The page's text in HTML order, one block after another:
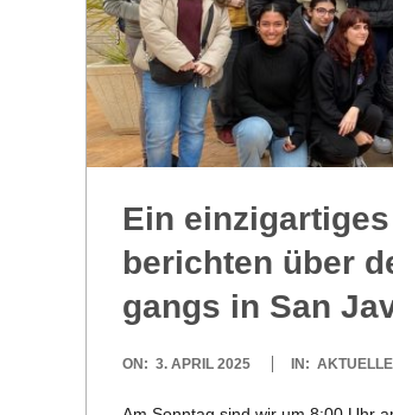
G
O
L
D
S
C
Ein
berich­ten über
gangs in San
2025-
ON: 3. APRIL 2025 IN: